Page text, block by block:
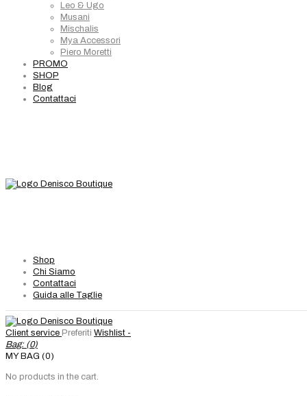
Leo & Ugo
Musani
Mischalis
Mya Accessori
Piero Moretti
PROMO
SHOP
Blog
Contattaci
Shop
Chi Siamo
Contattaci
Guida alle Taglie
Client service Preferiti Wishlist -
Bag: (0)
MY BAG (0)
No products in the cart.